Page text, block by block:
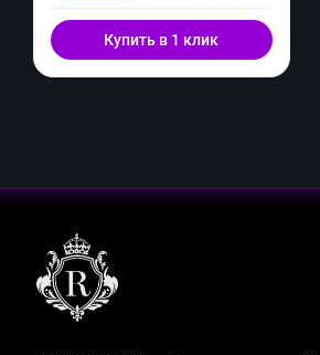
Купить в 1 клик